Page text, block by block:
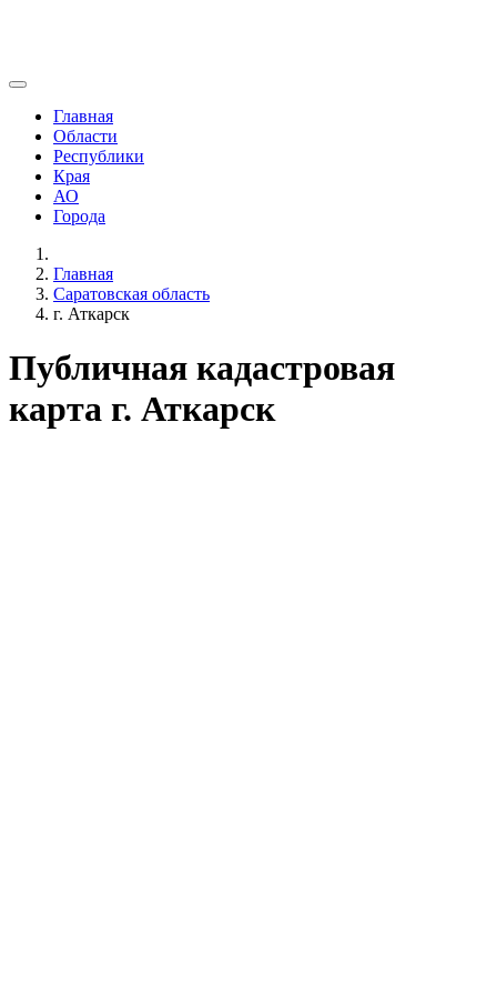
Главная
Области
Республики
Края
АО
Города
Главная
Саратовская область
г. Аткарск
Публичная кадастровая
карта г. Аткарск